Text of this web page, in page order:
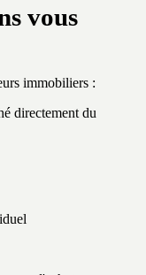
vous
immobiliers :
directement du